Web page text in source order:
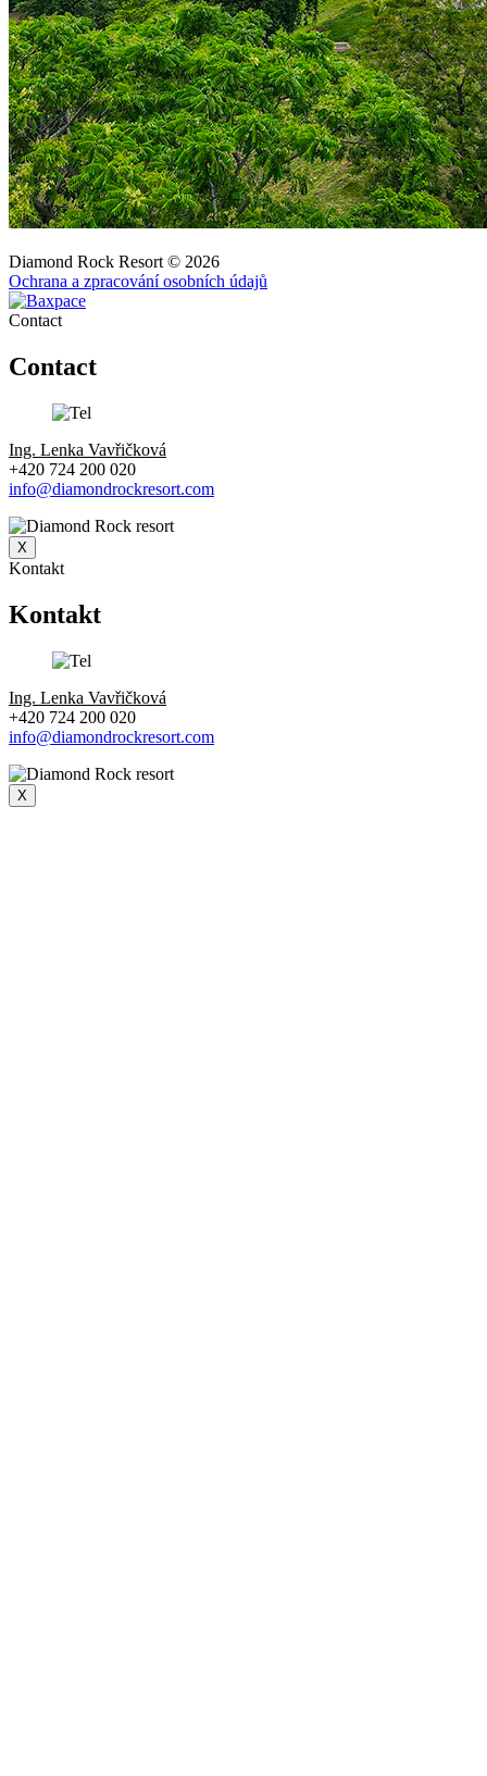
Diamond Rock Resort © 2026
Ochrana a zpracování osobních údajů
Contact
Contact
Ing. Lenka Vavřičková
+420 724 200 020
info@diamondrockresort.com
X
Kontakt
Kontakt
Ing. Lenka Vavřičková
+420 724 200 020
info@diamondrockresort.com
X